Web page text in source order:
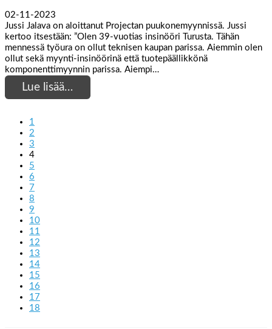
02-11-2023
Jussi Jalava on aloittanut Projectan puukonemyynnissä. Jussi
kertoo itsestään: ”Olen 39-vuotias insinööri Turusta. Tähän
mennessä työura on ollut teknisen kaupan parissa. Aiemmin olen
ollut sekä myynti-insinöörinä että tuotepäällikkönä
komponenttimyynnin parissa. Aiempi…
Lue lisää…
1
2
3
4
5
6
7
8
9
10
11
12
13
14
15
16
17
18